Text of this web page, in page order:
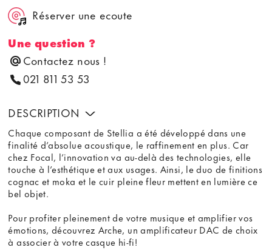
Réserver une ecoute
Une question ?
Contactez nous !
021 811 53 53
DESCRIPTION
Chaque composant de Stellia a été développé dans une
finalité d’absolue acoustique, le raffinement en plus. Car
chez Focal, l’innovation va au-delà des technologies, elle
touche à l’esthétique et aux usages. Ainsi, le duo de finitions
cognac et moka et le cuir pleine fleur mettent en lumière ce
bel objet.
Pour profiter pleinement de votre musique et amplifier vos
émotions, découvrez Arche, un amplificateur DAC de choix
à associer à votre casque hi-fi!